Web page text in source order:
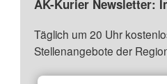
AK-Kurier Newsletter:
Täglich um 20 Uhr
Stellenangebote der